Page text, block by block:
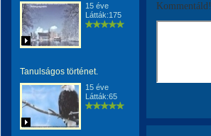
15 éve
Látták:175
Tanulságos történet.
15 éve
Látták:65
Kommentáld!